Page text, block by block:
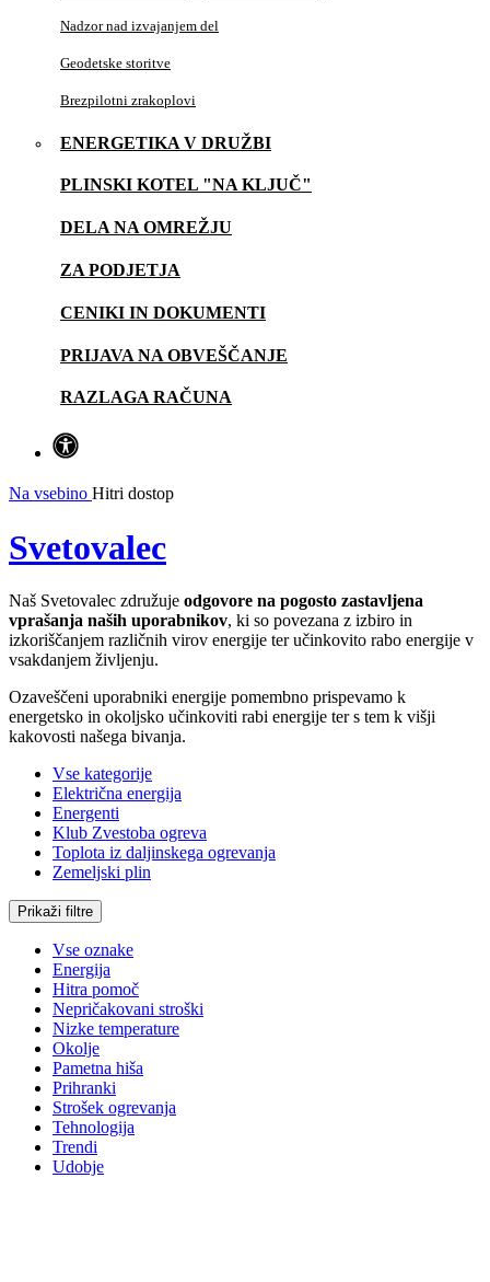
Nadzor nad izvajanjem del
Geodetske storitve
Brezpilotni zrakoplovi
ENERGETIKA V DRUŽBI
PLINSKI KOTEL "NA KLJUČ"
DELA NA OMREŽJU
ZA PODJETJA
CENIKI IN DOKUMENTI
PRIJAVA NA OBVEŠČANJE
RAZLAGA RAČUNA
Na vsebino Hitri dostop
Svetovalec
Naš Svetovalec združuje odgovore na pogosto zastavljena
vprašanja naših uporabnikov, ki so povezana z izbiro in
izkoriščanjem različnih virov energije ter učinkovito rabo energije v
vsakdanjem življenju.
Ozaveščeni uporabniki energije pomembno prispevamo k
energetsko in okoljsko učinkoviti rabi energije ter s tem k višji
kakovosti našega bivanja.
Vse kategorije
Električna energija
Energenti
Klub Zvestoba ogreva
Toplota iz daljinskega ogrevanja
Zemeljski plin
Prikaži filtre
Vse oznake
Energija
Hitra pomoč
Nepričakovani stroški
Nizke temperature
Okolje
Pametna hiša
Prihranki
Strošek ogrevanja
Tehnologija
Trendi
Udobje